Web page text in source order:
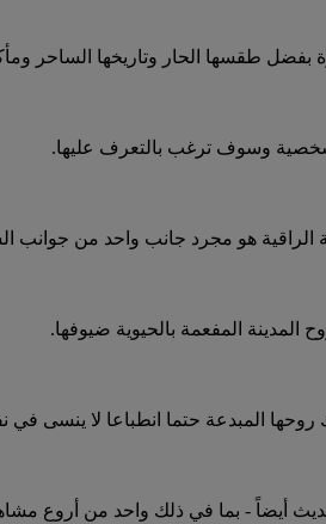
طقسها الحار وتاريخها الساحر
شخصية وسوف ترغب بالتعرف عليها.
الراقية هو مجرد جانب واحد من جوانب
المفعمة بالحيوية ضيوفها.
المبدعة حتما انطباعا لا ينسى في
أيضاً - بما في ذلك واحد من أروع